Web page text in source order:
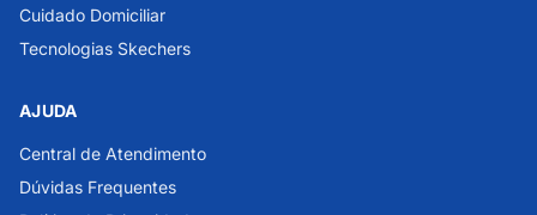
Cuidado Domiciliar
Tecnologias Skechers
AJUDA
Central de Atendimento
Dúvidas Frequentes